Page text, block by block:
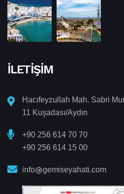
İLETIŞIM
Hacıfeyzullah Mah. Sabri
11 Kuşadası/Aydın
+90 256 614 70 70
+90 256 614 15 00
info gemiseyahati.com